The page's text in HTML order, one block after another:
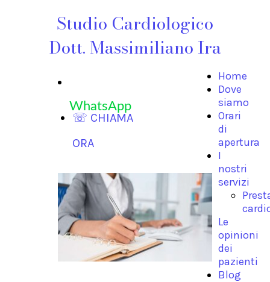
Studio Cardiologico
Dott. Massimiliano Ira
WhatsApp
Home
Dove
siamo
Orari
di
apertura
I
nostri
servizi
Le
opinioni
dei
pazienti
Blog
☏ CHIAMA
ORA